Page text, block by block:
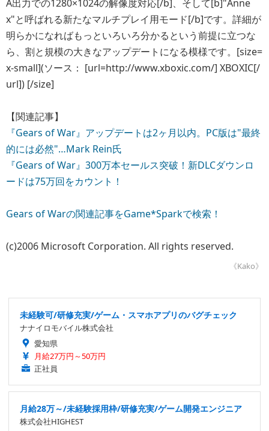
A出力での1280×1024の解像度対応[/b]、そして[b]"Anne
x"と呼ばれる新たなマルチプレイ用モード[/b]です。詳細が
明らかになればもっといろいろ分かるという前提に立つな
ら、割と規模の大きなアップデートになる模様です。[size=
x-small](ソース： [url=http://www.xboxic.com/] XBOXIC[/
url]) [/size]
【関連記事】
『Gears of War』アップデートは2ヶ月以内。PC版は"最終
的には必然"…Mark Rein氏
『Gears of War』300万本セールス突破！新DLCダウンロ
ードは75万回をカウント！
Gears of Warの関連記事をGame*Sparkで検索！
(c)2006 Microsoft Corporation. All rights reserved.
《Kako》
未経験可/研修充実/ゲーム・スマホアプリのバグチェック
ナナイロモバイル株式会社
愛知県
月給27万円～50万円
正社員
月給28万～/未経験採用枠/研修充実/ゲーム開発エンジニア
株式会社HIGHEST